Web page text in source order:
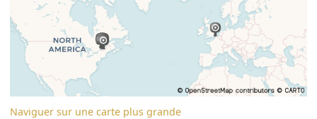
Naviguer sur une carte plus grande